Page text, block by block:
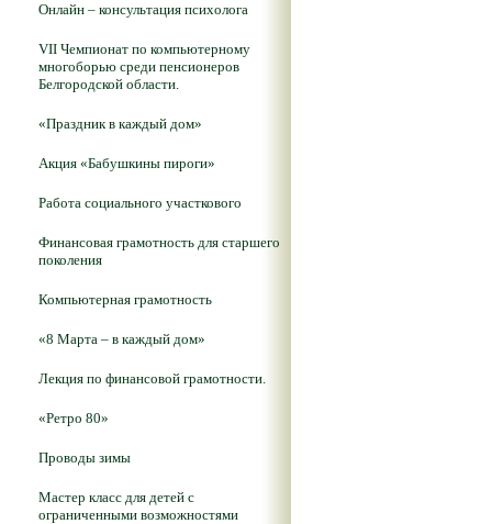
Онлайн – консультация психолога
VII Чемпионат по компьютерному
многоборью среди пенсионеров
Белгородской области.
«Праздник в каждый дом»
Акция «Бабушкины пироги»
Работа социального участкового
Финансовая грамотность для старшего
поколения
Компьютерная грамотность
«8 Марта – в каждый дом»
Лекция по финансовой грамотности.
«Ретро 80»
Проводы зимы
Мастер класс для детей с
ограниченными возможностями